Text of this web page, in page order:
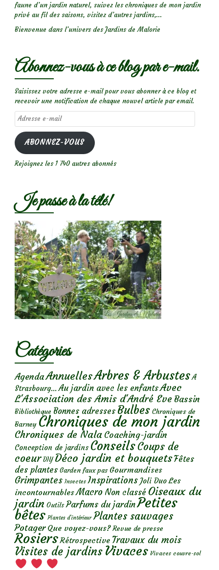
faune d’un jardin naturel, suivez les chroniques de mon jardin
privé au fil des saisons, visitez d’autres jardins,...
Bienvenue dans l’univers des Jardins de Malorie
Abonnez-vous à ce blog par e-mail.
Saisissez votre adresse e-mail pour vous abonner à ce blog et
recevoir une notification de chaque nouvel article par email.
Adresse
e-
mail
ABONNEZ-VOUS
Rejoignez les 1 740 autres abonnés
Je passe à la télé!
Catégories
AgendaAnnuellesArbres & Arbustes A
Strasbourg... Au jardin avec les enfantsAvec
L'Association des Amis d'André Eve Bassin
Bibliothèque Bonnes adresses Bulbes Chroniques de
Barney Chroniques de mon jardin
Chroniques de Nala Coaching-jardin
Conception de jardins ConseilsCoups de
coeur DIY Déco jardin et bouquetsFêtes
des plantes Garden faux pas Gourmandises
Grimpantes Insectes Inspirations Joli Duo Les
incontournables Macro Non classé Oiseaux du
jardin Outils Parfums du jardinPetites
bêtes Plantes d’intérieur Plantes sauvages
Potager Que voyez-vous? Revue de presse
Rosiers Rétrospective Travaux du mois
Visites de jardins Vivaces Vivaces couvre-sol